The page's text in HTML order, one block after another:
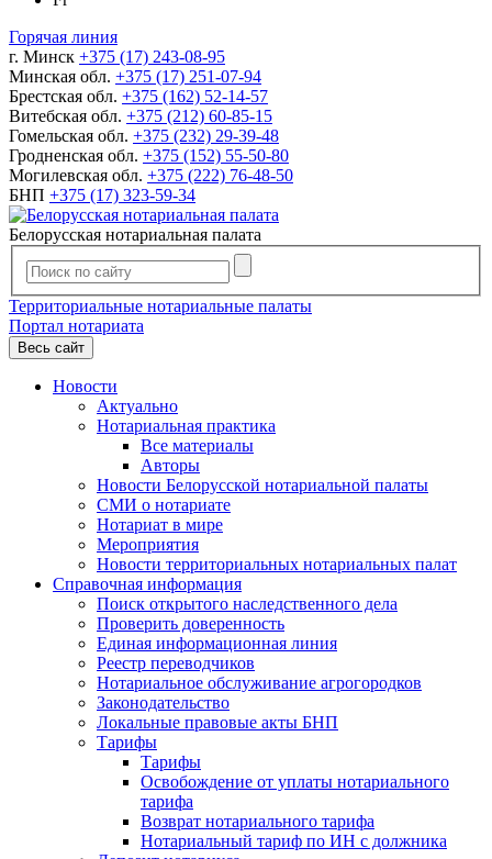
Горячая линия
г. Минск +375 (17) 243-08-95
Минская обл. +375 (17) 251-07-94
Брестская обл. +375 (162) 52-14-57
Витебская обл. +375 (212) 60-85-15
Гомельская обл. +375 (232) 29-39-48
Гродненская обл. +375 (152) 55-50-80
Могилевская обл. +375 (222) 76-48-50
БНП +375 (17) 323-59-34
Белорусская нотариальная палата
Территориальные нотариальные палаты
Портал нотариата
Весь сайт
Новости
Актуально
Нотариальная практика
Все материалы
Авторы
Новости Белорусской нотариальной палаты
СМИ о нотариате
Нотариат в мире
Мероприятия
Новости территориальных нотариальных палат
Справочная информация
Поиск открытого наследственного дела
Проверить доверенность
Единая информационная линия
Реестр переводчиков
Нотариальное обслуживание агрогородков
Законодательство
Локальные правовые акты БНП
Тарифы
Тарифы
Освобождение от уплаты нотариального
тарифа
Возврат нотариального тарифа
Нотариальный тариф по ИН с должника